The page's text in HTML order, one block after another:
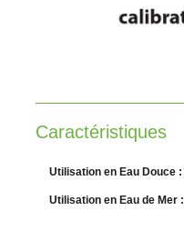
Caractéristiques
Utilisation en Eau Douce :
Utilisation en Eau de Mer :